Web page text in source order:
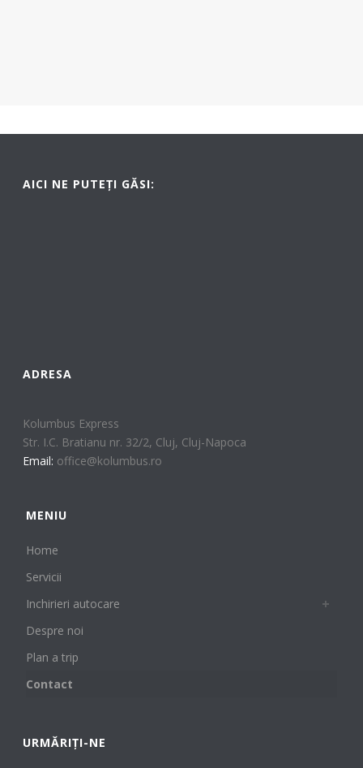
AICI NE PUTEȚI GĂSI:
ADRESA
Kolumbus Express
Str. I.C. Bratianu nr. 32/2, Cluj, Cluj-Napoca
Email: office@kolumbus.ro
MENIU
Home
Servicii
Inchirieri autocare
Despre noi
Plan a trip
Contact
URMĂRIȚI-NE